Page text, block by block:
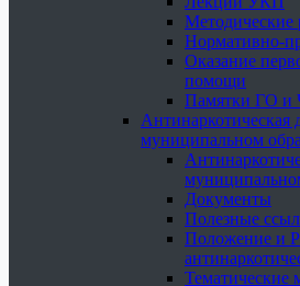
Нормативно-
Оказание
помощи
Памятки ГО и
Антинаркотическая
муниципальном
Документы
Полезные
Положение и
Тематические